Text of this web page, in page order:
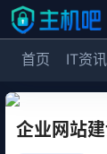
首页 IT资讯
企业网站